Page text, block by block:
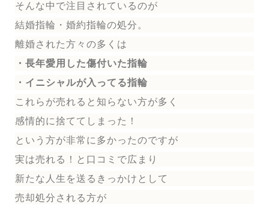
そんな中で注目されているのが
結婚指輪 ・婚約指輪の処分。
離婚された方々の多くは
・長年愛用した傷付いた指輪
・イニシャルが入ってる指輪
これらが売れると知らない方が多く
感情的に捨ててしまった！
という方が非常に多かったのですが
実は売れる！と口コミで広まり
新たな人生を送る きっかけとして
売却処分される方が